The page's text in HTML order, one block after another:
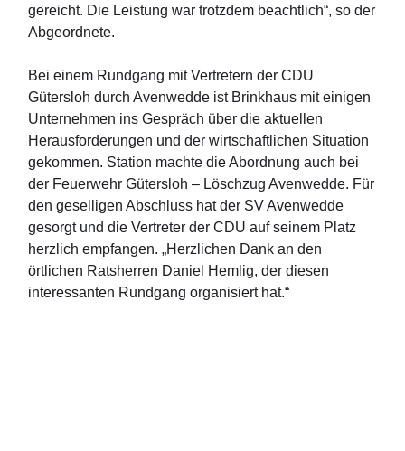
gereicht. Die Leistung war trotzdem beachtlich“, so der
Abgeordnete.
Bei einem Rundgang mit Vertretern der CDU
Gütersloh durch Avenwedde ist Brinkhaus mit einigen
Unternehmen ins Gespräch über die aktuellen
Herausforderungen und der wirtschaftlichen Situation
gekommen. Station machte die Abordnung auch bei
der Feuerwehr Gütersloh – Löschzug Avenwedde. Für
den geselligen Abschluss hat der SV Avenwedde
gesorgt und die Vertreter der CDU auf seinem Platz
herzlich empfangen. „Herzlichen Dank an den
örtlichen Ratsherren Daniel Hemlig, der diesen
interessanten Rundgang organisiert hat.“